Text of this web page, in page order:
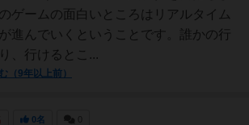
ゲームの面白いところはリアルタイム
進んでいくということです。誰かの行
、行けるとこ...
（9年以上前）
0名